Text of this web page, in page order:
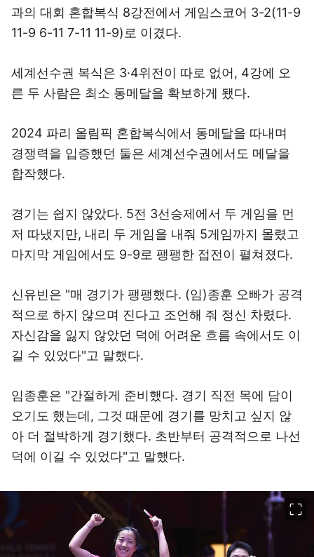
과의 대회 혼합복식 8강전에서 게임스코어 3-2(11-9
11-9 6-11 7-11 11-9)로 이겼다.
세계선수권 복식은 3·4위전이 따로 없어, 4강에 오
른 두 사람은 최소 동메달을 확보하게 됐다.
2024 파리 올림픽 혼합복식에서 동메달을 따내며
경쟁력을 입증했던 둘은 세계선수권에서도 메달을
합작했다.
경기는 쉽지 않았다. 5전 3선승제에서 두 게임을 먼
저 따냈지만, 내리 두 게임을 내줘 5게임까지 몰렸고
마지막 게임에서도 9-9로 팽팽한 접전이 펼쳐졌다.
신유빈은 "매 경기가 팽팽했다. (임)종훈 오빠가 공격
적으로 하지 않으며 진다고 조언해 줘 정신 차렸다.
자신감을 잃지 않았던 덕에 어려운 흐름 속에서도 이
길 수 있었다"고 말했다.
임종훈은 "간절하게 준비했다. 경기 직전 목에 담이
오기도 했는데, 그것 때문에 경기를 망치고 싶지 않
아 더 절박하게 경기했다. 초반부터 공격적으로 나선
덕에 이길 수 있었다"고 말했다.